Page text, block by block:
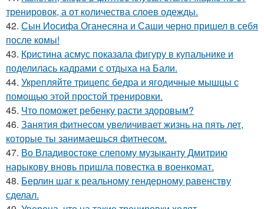
тренировок, а от количества слоев одежды.
42. Сын Иосифа Оганесяна и Саши черно пришел в себя
после комы!
43. Кристина асмус показала фигуру в купальнике и
поделилась кадрами с отдыха на Бали.
44. Укрепляйте трицепс бедра и ягодичные мышцы с
помощью этой простой тренировки.
45. Что поможет ребенку расти здоровым?
46. Занятия фитнесом увеличивает жизнь на пять лет,
которые ты занимаешься фитнесом.
47. Во Владивостоке слепому музыканту Дмитрию
нарыкову вновь пришла повестка в военкомат.
48. Берлин шаг к реальному гендерному равенству
сделал.